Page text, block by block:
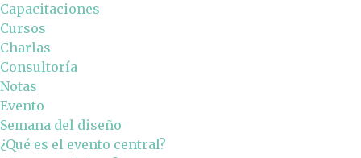
Capacitaciones
Cursos
Charlas
Consultoría
Notas
Evento
Semana del diseño
¿Qué es el evento central?